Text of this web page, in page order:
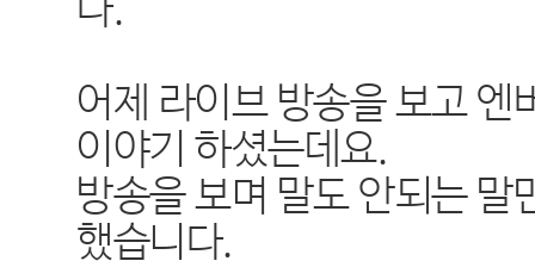
다.
어제 라이브 방송을 보고
이야기 하셨는데요.
방송을 보며 말도 안되는 말
했습니다.